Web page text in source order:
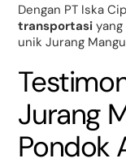
Dengan PT Iska
transportasi
unik Jurang
Jurang
Pondok